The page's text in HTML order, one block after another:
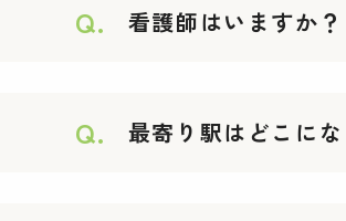
Q. 看護師はいますか？
Q. 最寄り駅はどこに